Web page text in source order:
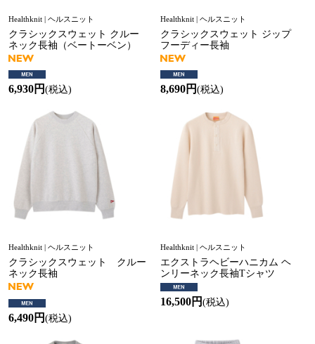
Healthknit | ヘルスニット
クラシックスウェット クルー
ネック長袖（ベートーベン）
6,930円 (税込)
Healthknit | ヘルスニット
クラシックスウェット ジップ
フーディー長袖
8,690円(税込)
Healthknit | ヘルスニット
クラシックスウェット クルー
ネック長袖
6,490円 (税込)
Healthknit | ヘルスニット
エクストラヘビーハニカム ヘ
ンリーネック長袖Tシャツ
16,500円(税込)